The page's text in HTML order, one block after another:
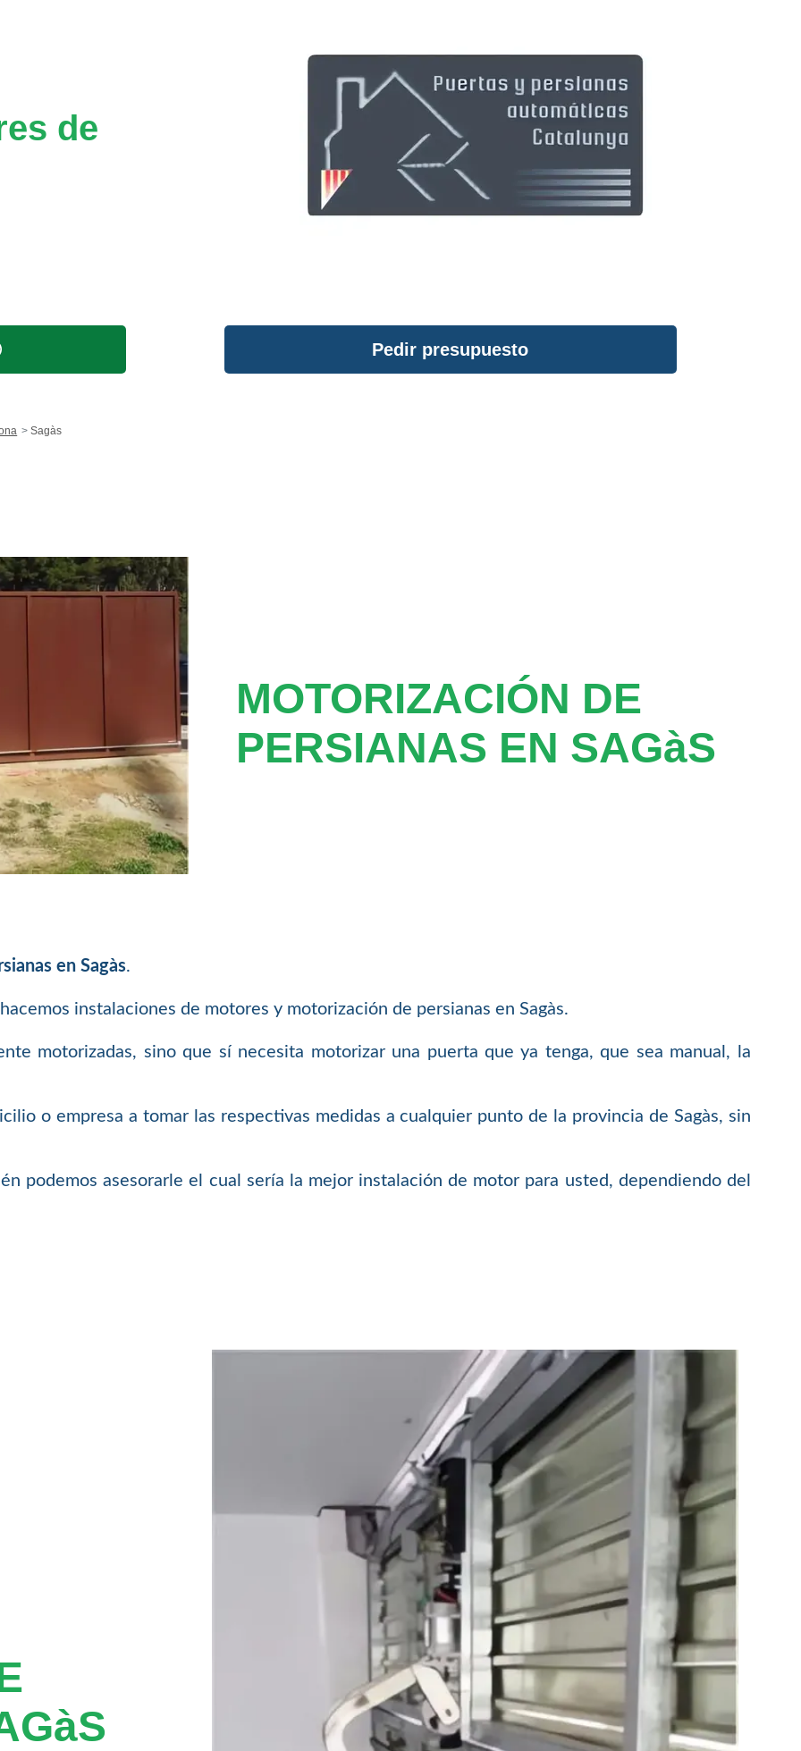
de
Pedir presupuesto
Sagàs
MOTORIZACIÓN DE
PERSIANAS EN SAGàS
en Sagàs.
instalaciones de motores y motorización de persianas en Sagàs.
motorizadas, sino que sí necesita motorizar una puerta que ya tenga, que sea manual, la
o empresa a tomar las respectivas medidas a cualquier punto de la provincia de Sagàs, sin
podemos asesorarle el cual sería la mejor instalación de motor para usted, dependiendo del